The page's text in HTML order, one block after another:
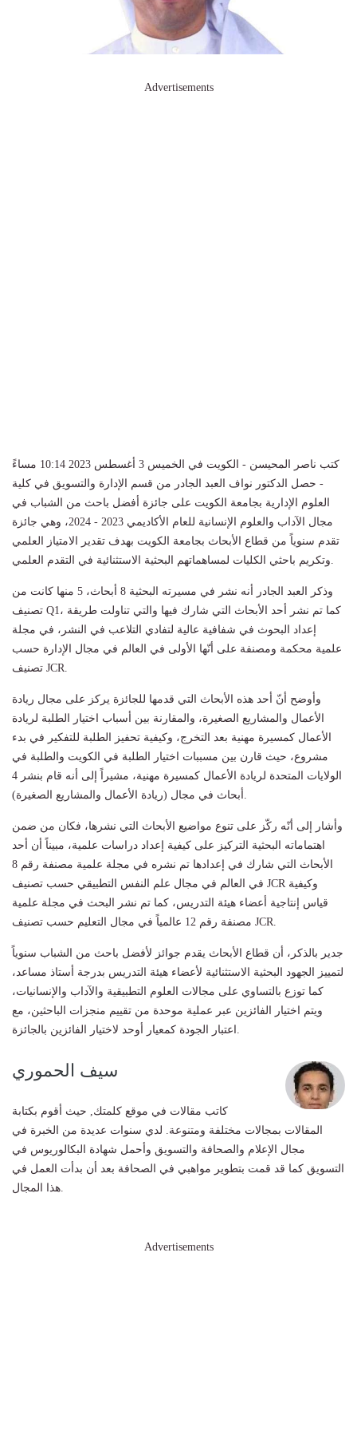
Advertisements
كتب ناصر المحيسن - الكويت في الخميس 3 أغسطس 2023 10:14 مساءً
- حصل الدكتور نواف العبد الجادر من قسم الإدارة والتسويق في كلية
العلوم الإدارية بجامعة الكويت على جائزة أفضل باحث من الشباب في
مجال الآداب والعلوم الإنسانية للعام الأكاديمي 2023 - 2024، وهي جائزة
تقدم سنوياً من قطاع الأبحاث بجامعة الكويت بهدف تقدير الامتياز العلمي
وتكريم باحثي الكليات لمساهماتهم البحثية الاستثنائية في التقدم العلمي.
وذكر العبد الجادر أنه نشر في مسيرته البحثية 8 أبحاث، 5 منها كانت من
تصنيف Q1، كما تم نشر أحد الأبحاث التي شارك فيها والتي تناولت طريقة
إعداد البحوث في شفافية عالية لتفادي التلاعب في النشر، في مجلة
علمية محكمة ومصنفة على أنّها الأولى في العالم في مجال الإدارة حسب
تصنيف JCR.
وأوضح أنّ أحد هذه الأبحاث التي قدمها للجائزة يركز على مجال ريادة
الأعمال والمشاريع الصغيرة، والمقارنة بين أسباب اختيار الطلبة لريادة
الأعمال كمسيرة مهنية بعد التخرج، وكيفية تحفيز الطلبة للتفكير في بدء
مشروع، حيث قارن بين مسببات اختيار الطلبة في الكويت والطلبة في
الولايات المتحدة لريادة الأعمال كمسيرة مهنية، مشيراً إلى أنه قام بنشر 4
أبحاث في مجال (ريادة الأعمال والمشاريع الصغيرة).
وأشار إلى أنّه ركّز على تنوع مواضيع الأبحاث التي نشرها، فكان من ضمن
اهتماماته البحثية التركيز على كيفية إعداد دراسات علمية، مبيناً أن أحد
الأبحاث التي شارك في إعدادها تم نشره في مجلة علمية مصنفة رقم 8
في العالم في مجال علم النفس التطبيقي حسب تصنيف JCR وكيفية
قياس إنتاجية أعضاء هيئة التدريس، كما تم نشر البحث في مجلة علمية
مصنفة رقم 12 عالمياً في مجال التعليم حسب تصنيف JCR.
جدير بالذكر، أن قطاع الأبحاث يقدم جوائز لأفضل باحث من الشباب سنوياً
لتمييز الجهود البحثية الاستثنائية لأعضاء هيئة التدريس بدرجة أستاذ مساعد،
كما توزع بالتساوي على مجالات العلوم التطبيقية والآداب والإنسانيات،
ويتم اختيار الفائزين عبر عملية موحدة من تقييم منجزات الباحثين، مع
اعتبار الجودة كمعيار أوحد لاختيار الفائزين بالجائزة.
سيف الحموري
كاتب مقالات في موقع كلمتك, حيث أقوم بكتابة
المقالات بمجالات مختلفة ومتنوعة. لدي سنوات عديدة من الخبرة في
مجال الإعلام والصحافة والتسويق وأحمل شهادة البكالوريوس في
التسويق كما قد قمت بتطوير مواهبي في الصحافة بعد أن بدأت العمل في
هذا المجال.
Advertisements